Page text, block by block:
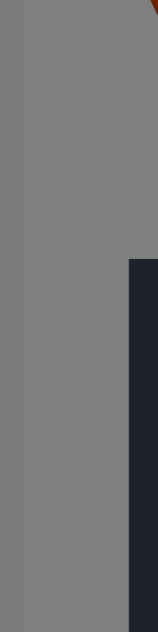
Manchon d'adaptation
sur
Manchon d'adaptation
sur